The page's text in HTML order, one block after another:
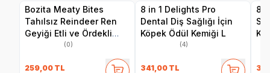
Bozita Meaty Bites
Tahılsız Reindeer Ren
Geyiği Etli ve Ördekli
Köpek Ödül Maması 70
(0)
259,00 TL
8 in 1 Delights Pro
Dental Diş Sağlığı İçin
Köpek Ödül Kemiği L
(4)
341,00 TL
8